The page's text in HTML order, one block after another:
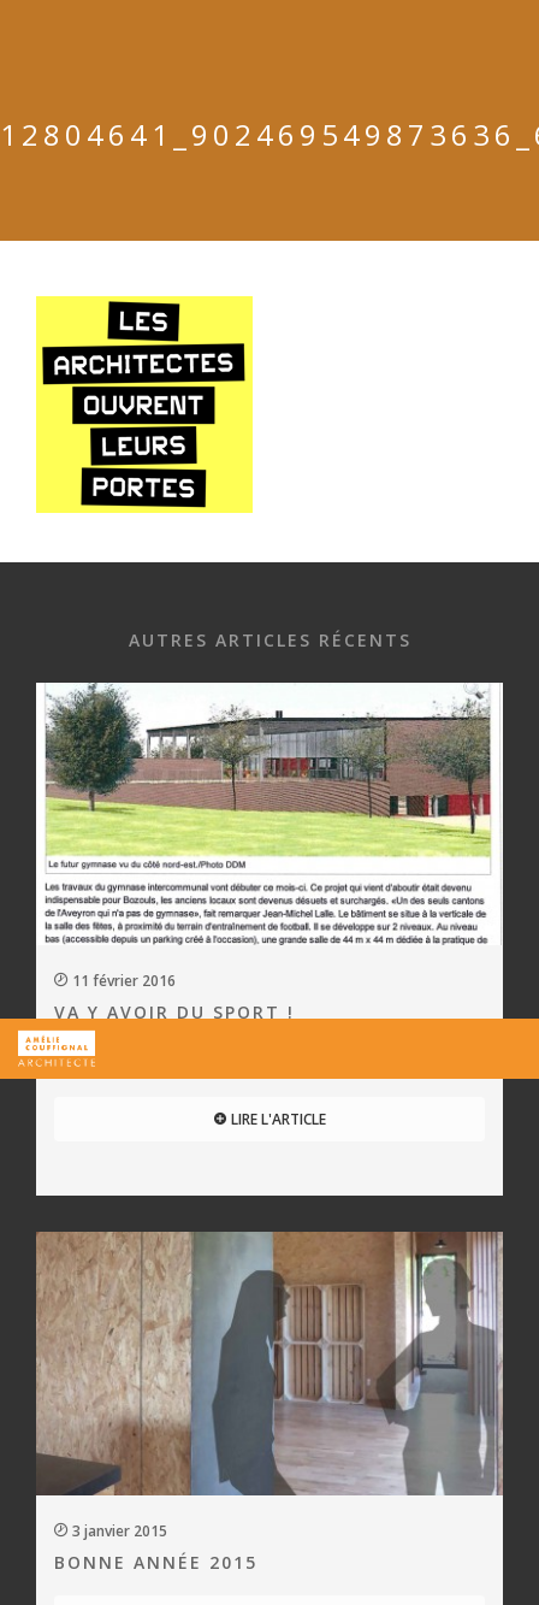
AUTRES ARTICLES RÉCENTS
11 février 2016
VA Y AVOIR DU SPORT !
Le 9 Février Centre presse :
LIRE L'ARTICLE
3 janvier 2015
BONNE ANNÉE 2015